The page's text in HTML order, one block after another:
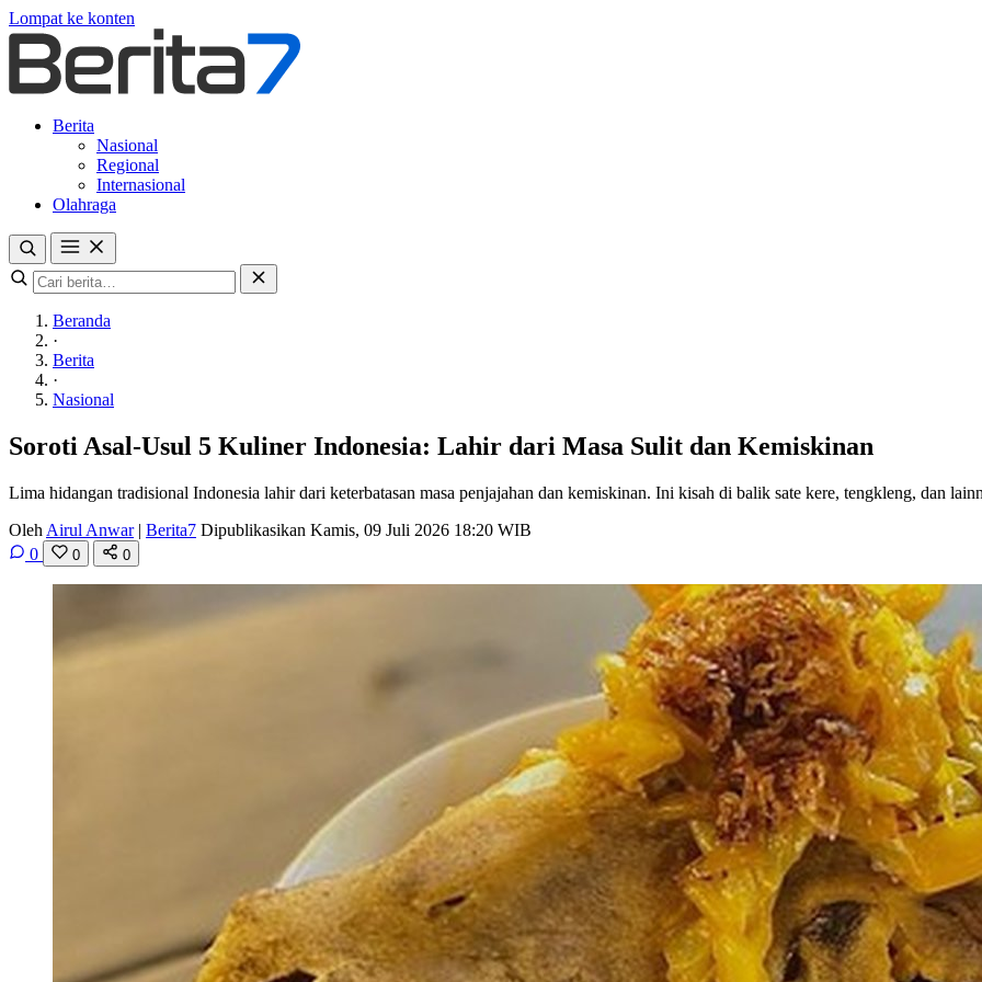
Lompat ke konten
Berita
Nasional
Regional
Internasional
Olahraga
Beranda
·
Berita
·
Nasional
Soroti Asal-Usul 5 Kuliner Indonesia: Lahir dari Masa Sulit dan Kemiskinan
Lima hidangan tradisional Indonesia lahir dari keterbatasan masa penjajahan dan kemiskinan. Ini kisah di balik sate kere, tengkleng, dan
Oleh Airul Anwar | Berita7 Dipublikasikan Kamis, 09 Juli 2026 18:20 WIB
0
0 0